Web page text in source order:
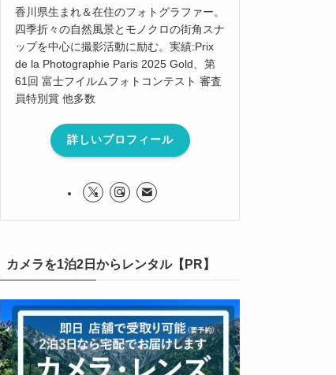
香川県生まれ＆在住のフォトグラファー。
四季折々の自然風景とモノクロの街角スナ
ップを中心に撮影活動に励む。実績:Prix
de la Photographie Paris 2025 Gold、第
61回 富士フイルムフォトコンテスト 審査
員特別賞 他多数
詳しいプロフィール
カメラを1泊2日からレンタル【PR】